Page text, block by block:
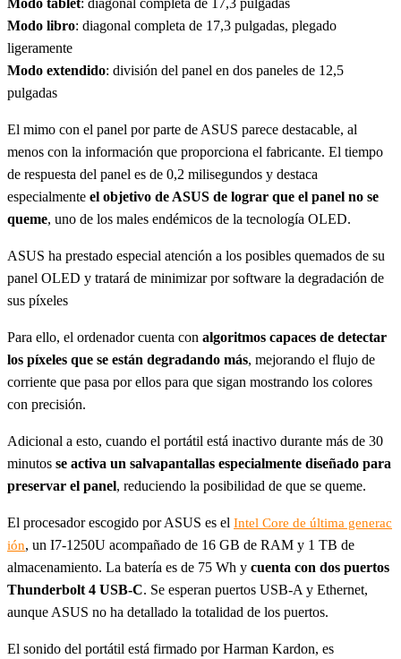
Modo tablet: diagonal completa de 17,3 pulgadas
Modo libro: diagonal completa de 17,3 pulgadas, plegado
ligeramente
Modo extendido: división del panel en dos paneles de 12,5
pulgadas
El mimo con el panel por parte de ASUS parece destacable, al
menos con la información que proporciona el fabricante. El tiempo
de respuesta del panel es de 0,2 milisegundos y destaca
especialmente el objetivo de ASUS de lograr que el panel no se
queme, uno de los males endémicos de la tecnología OLED.
ASUS ha prestado especial atención a los posibles quemados de su
panel OLED y tratará de minimizar por software la degradación de
sus píxeles
Para ello, el ordenador cuenta con algoritmos capaces de detectar
los píxeles que se están degradando más, mejorando el flujo de
corriente que pasa por ellos para que sigan mostrando los colores
con precisión.
Adicional a esto, cuando el portátil está inactivo durante más de 30
minutos se activa un salvapantallas especialmente diseñado para
preservar el panel, reduciendo la posibilidad de que se queme.
El procesador escogido por ASUS es el Intel Core de última generac
ión, un I7-1250U acompañado de 16 GB de RAM y 1 TB de
almacenamiento. La batería es de 75 Wh y cuenta con dos puertos
Thunderbolt 4 USB-C. Se esperan puertos USB-A y Ethernet,
aunque ASUS no ha detallado la totalidad de los puertos.
El sonido del portátil está firmado por Harman Kardon, es